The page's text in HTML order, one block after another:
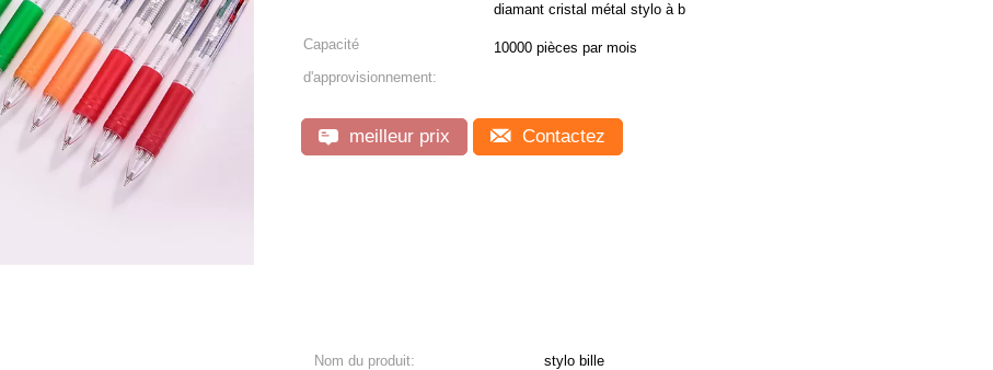
diamant cristal métal stylo à b
Capacité
d'approvisionnement:
10000 pièces par mois
meilleur prix Contactez
Nom du produit:
stylo bille